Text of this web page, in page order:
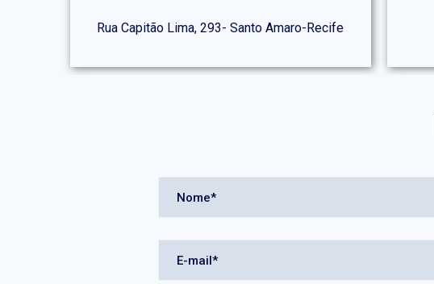
Rua Capitão Lima, 293- Santo Amaro-Recife